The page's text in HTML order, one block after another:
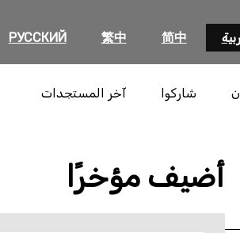
简中
繁中
РУССКИЙ
شاركوا آخر المستجدات
أضيف مؤخرًا